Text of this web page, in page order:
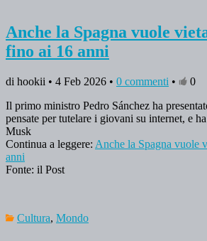
Anche la Spagna vuole
fino ai 16 anni
di hookii • 4 Feb 2026 • 0 commenti •
0
Il primo ministro Pedro Sánchez ha
pensate per tutelare i giovani su internet, e
Musk
Continua a leggere: Anche la Spagna vuole
anni
Fonte: il Post
Cultura, Mondo